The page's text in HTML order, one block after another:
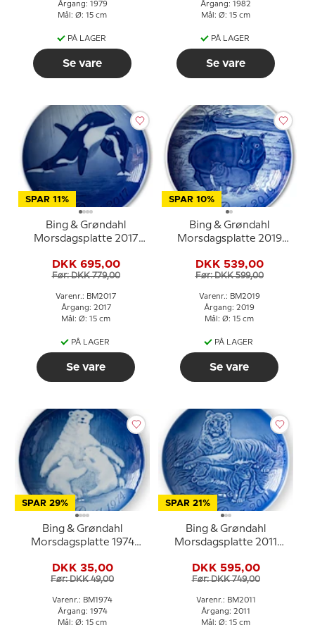
Årgang: 1979
Mål: Ø: 15 cm
PÅ LAGER
Se vare
Årgang: 1982
Mål: Ø: 15 cm
PÅ LAGER
Se vare
SPAR 11%
Bing & Grøndahl
Morsdagsplatte 2017
DKK 695,00
Før: DKK 779,00
Varenr.: BM2017
Årgang: 2017
Mål: Ø: 15 cm
PÅ LAGER
Se vare
SPAR 10%
Bing & Grøndahl
Morsdagsplatte 2019
DKK 539,00
Før: DKK 599,00
Varenr.: BM2019
Årgang: 2019
Mål: Ø: 15 cm
PÅ LAGER
Se vare
SPAR 29%
Bing & Grøndahl
Morsdagsplatte 1974
DKK 35,00
Før: DKK 49,00
Varenr.: BM1974
Årgang: 1974
Mål: Ø: 15 cm
SPAR 21%
Bing & Grøndahl
Morsdagsplatte 2011
DKK 595,00
Før: DKK 749,00
Varenr.: BM2011
Årgang: 2011
Mål: Ø: 15 cm